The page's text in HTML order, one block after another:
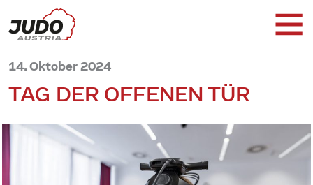
14. Oktober 2024
TAG DER OFFENEN TÜR